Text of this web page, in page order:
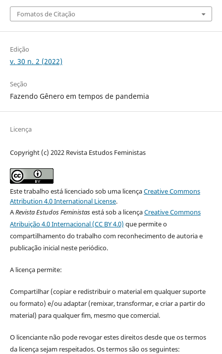
Fomatos de Citação
Edição
v. 30 n. 2 (2022)
Seção
Fazendo Gênero em tempos de pandemia
Licença
Copyright (c) 2022 Revista Estudos Feministas
Este trabalho está licenciado sob uma licençaCreative Commons
Attribution 4.0 International License.
ARevista Estudos Feministasestá sob a licençaCreative Commons
Atribuição 4.0 Internacional (CC BY 4.0) que permite o
compartilhamento do trabalho com reconhecimento de autoria e
publicação inicial neste periódico.
A licença permite:
Compartilhar (copiar e redistribuir o material em qualquer suporte
ou formato) e/ou adaptar (remixar, transformar, e criar a partir do
material) para qualquer fim, mesmo que comercial.
O licenciante não pode revogar estes direitos desde que os termos
da licença sejam respeitados. Os termos são os seguintes: